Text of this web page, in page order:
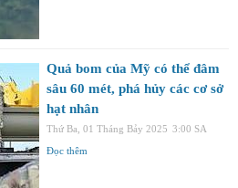
Quả bom của Mỹ có thể đâm
sâu 60 mét, phá hủy các cơ sở
hạt nhân
Thứ Ba, 01 Tháng Bảy 2025 3:00 SA
Đọc thêm